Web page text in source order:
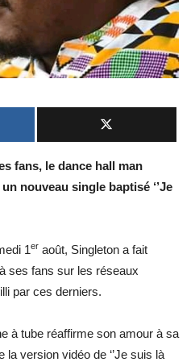
fans, le dance hall man
nouveau single baptisé ‘’Je
1er août, Singleton a fait
ses fans sur les réseaux
par ces derniers.
à tube réaffirme son amour à sa
version vidéo de ‘’Je suis là